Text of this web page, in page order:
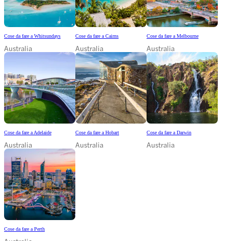
Cose da fare a Whitsundays
Australia
Cose da fare a Cairns
Australia
Cose da fare a Melbourne
Australia
Cose da fare a Adelaide
Australia
Cose da fare a Hobart
Australia
Cose da fare a Darwin
Australia
Cose da fare a Perth